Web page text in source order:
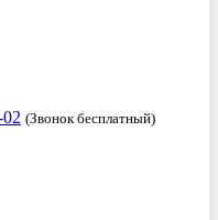
(Звонок бесплатный)